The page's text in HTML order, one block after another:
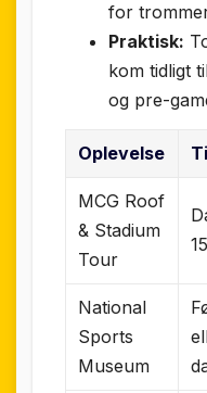
for
Praktisk:
kom tidligt
og pre-
Oplevelse
MCG Roof
& Stadium
Tour
15
National
Sports
Museum